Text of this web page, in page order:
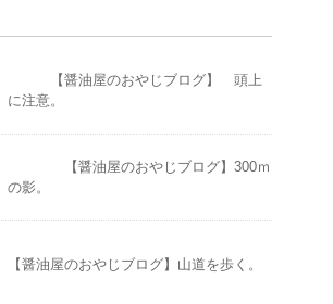
【醤油屋のおやじブログ】 頭上
に注意。
【醤油屋のおやじブログ】300ｍ
の影。
【醤油屋のおやじブログ】山道を歩く。